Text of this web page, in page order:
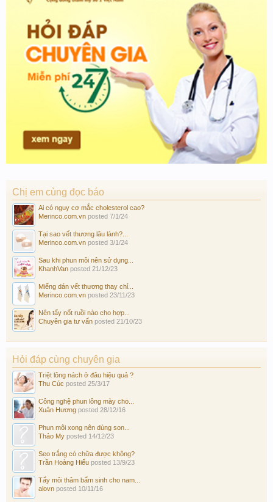
Chị em cùng đọc báo
Ai có nguy cơ mắc cholesterol cao?
Merinco.com.vn posted 7/1/24
Tại sao vết thương lâu lành?...
Merinco.com.vn posted 3/1/24
Sau khi phun môi nên sử dụng...
KhanhVan posted 21/12/23
Miếng dán vết thương thay chỉ...
Merinco.com.vn posted 23/11/23
Nên tẩy nốt ruồi nào cho hợp...
Chuyên gia tư vấn posted 21/10/23
Hỏi đáp cùng chuyên gia
Triệt lông nách ở đâu hiệu quả ?
Thu Cúc posted 25/3/17
Công nghệ phun lông mày cho...
Xuân Hương posted 28/12/16
Phun môi xong nên dùng son...
Thảo My posted 14/12/23
Sẹo trắng có chữa được không?
Trần Hoàng Hiếu posted 13/9/23
Tẩy môi thâm bẩm sinh cho nam...
alovn posted 10/11/16